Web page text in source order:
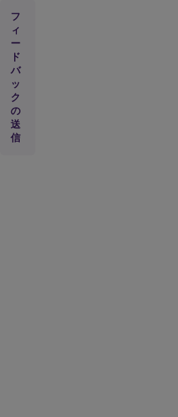
フ
ィ
ー
ド
バ
ッ
ク
の
送
信